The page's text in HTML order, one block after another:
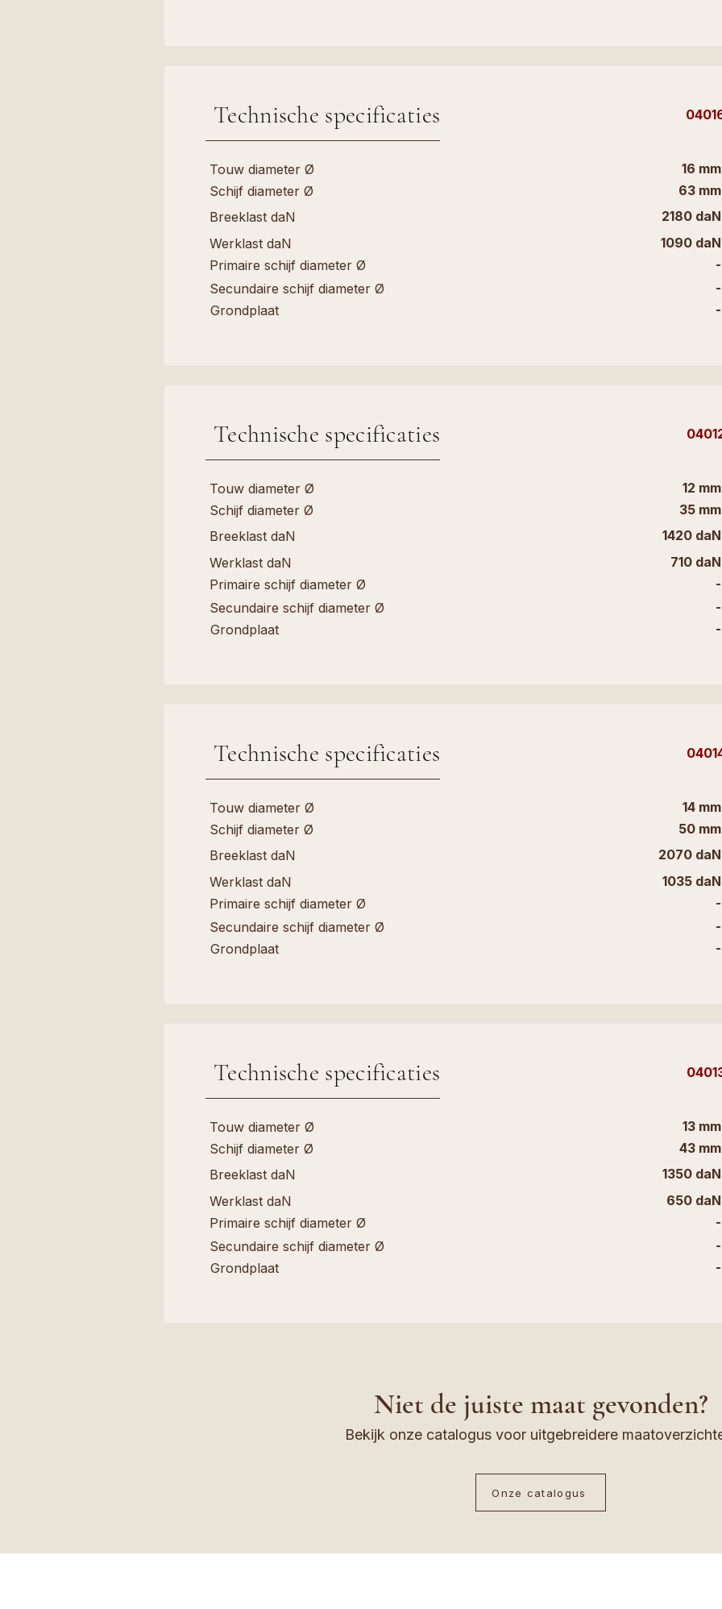
Technische specificaties
Touw diameter Ø
Schijf diameter Ø
Breeklast daN
Werklast daN
Primaire schijf diameter Ø
Secundaire schijf diameter Ø
Grondplaat
16 mm
63 mm
2180 daN
1090 daN
-
-
-
Technische specificaties
Touw diameter Ø
Schijf diameter Ø
Breeklast daN
Werklast daN
Primaire schijf diameter Ø
Secundaire schijf diameter Ø
Grondplaat
12 mm
35 mm
1420 daN
710 daN
-
-
-
Technische specificaties
Touw diameter Ø
Schijf diameter Ø
Breeklast daN
Werklast daN
Primaire schijf diameter Ø
Secundaire schijf diameter Ø
Grondplaat
14 mm
50 mm
2070 daN
1035 daN
-
-
-
Technische specificaties
Touw diameter Ø
Schijf diameter Ø
Breeklast daN
Werklast daN
Primaire schijf diameter Ø
Secundaire schijf diameter Ø
Grondplaat
13 mm
43 mm
1350 daN
650 daN
-
-
-
Niet de juiste maat gevonden?
Bekijk onze catalogus voor uitgebreidere
Onze catalogus